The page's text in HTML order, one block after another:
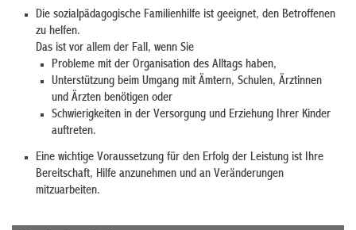
Die sozialpädagogische Familienhilfe ist geeignet, den Betroffenen
zu helfen.
Das ist vor allem der Fall, wenn Sie
Probleme mit der Organisation des Alltags haben,
Unterstützung beim Umgang mit Ämtern, Schulen, Ärztinnen
und Ärzten benötigen oder
Schwierigkeiten in der Versorgung und Erziehung Ihrer Kinder
auftreten.
Eine wichtige Voraussetzung für den Erfolg der Leistung ist Ihre
Bereitschaft, Hilfe anzunehmen und an Veränderungen
mitzuarbeiten.